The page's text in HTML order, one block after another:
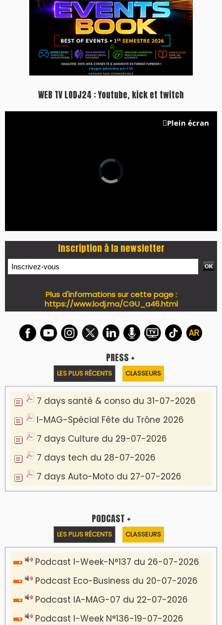
WEB TV LODJ24 : Youtube, kick et twitch
Plein écran
Inscription à la newsletter
Plus d'informations sur cette page :
https://www.lodj.ma/CGU_a46.html
PRESS +
LES PLUS RÉCENTS CLASSEURS
7 days santé & conso du 31-07-2026
I-MAG-Spécial Fête du Trône 2026
7 days Culture du 29-07-2026
7 days tech du 28-07-2026
7 days Auto-Moto du 27-07-2026
PODCAST +
LES PLUS RÉCENTS CLASSEURS
Podcast I-Week-N°137 du 26-07-2026
Podcast Eco-Business du 20-07-2026
Podcast IA-MAG-07 du 22-07-2026
Podcast I-Week N°136-19-07-2026